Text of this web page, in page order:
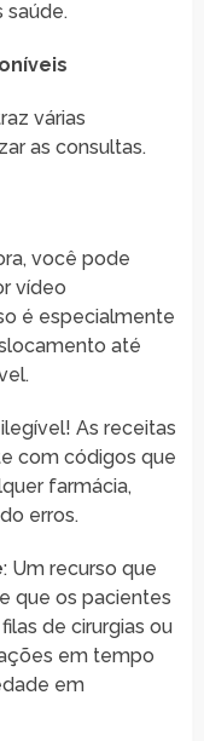
saúde.
várias
as consultas.
você pode
vídeo
é especialmente
até
As receitas
com códigos que
farmácia,
erros.
: Um recurso que
que os pacientes
de cirurgias ou
em tempo
em